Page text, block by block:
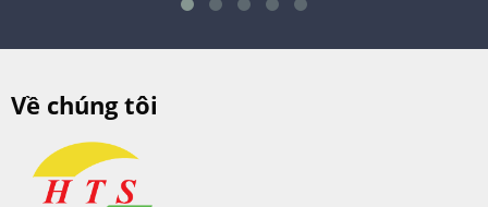
Về chúng tôi